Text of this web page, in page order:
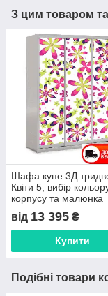
З цим товаром
Шафа купе 3Д
Квіти 5, вибір
корпусу та малюнка
від 13 395 ₴
Купити
Подібні товари